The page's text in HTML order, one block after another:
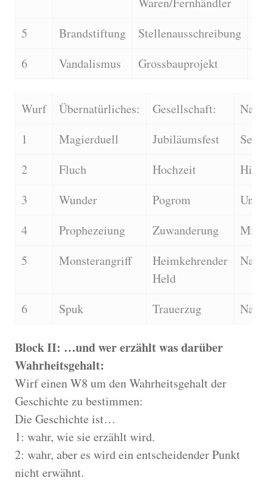
5
Brandstiftung Stellenausschreibung
6
Vandalismus Grossbauprojekt
Wurf Übernatürliches: Gesellschaft:
1
Magierduell Jubiläumsfest
2
Fluch Hochzeit
3
Wunder Pogrom
4
Prophezeiung Zuwanderung
5
Monsterangriff
Heimkehrender
Held
6 Spuk Trauerzug
Block II: …und wer erzählt was darüber
Wahrheitsgehalt:
Wirf einen W8 um den Wahrheitsgehalt der
Geschichte zu bestimmen:
Die Geschichte ist…
1: wahr, wie sie erzählt wird.
2: wahr, aber es wird ein entscheidender Punkt
nicht erwähnt.